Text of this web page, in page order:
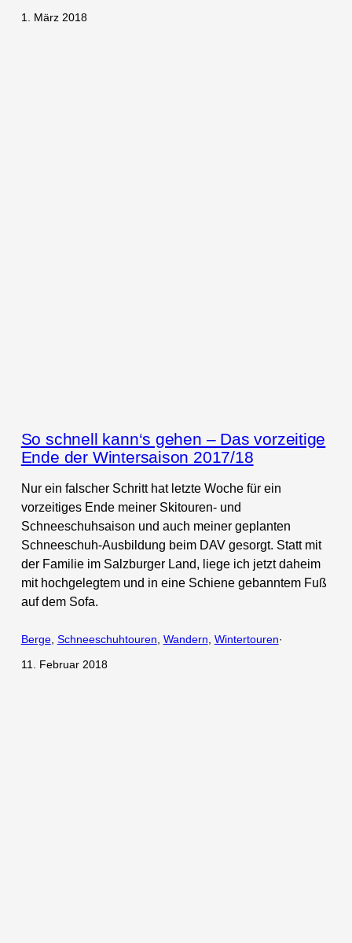
1. März 2018
So schnell kann‘s gehen – Das vorzeitige
Ende der Wintersaison 2017/18
Nur ein falscher Schritt hat letzte Woche für ein
vorzeitiges Ende meiner Skitouren- und
Schneeschuhsaison und auch meiner geplanten
Schneeschuh-Ausbildung beim DAV gesorgt. Statt mit
der Familie im Salzburger Land, liege ich jetzt daheim
mit hochgelegtem und in eine Schiene gebanntem Fuß
auf dem Sofa.
Berge, Schneeschuhtouren, Wandern, Wintertouren·
11. Februar 2018